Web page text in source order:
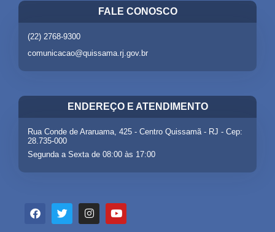
FALE CONOSCO
(22) 2768-9300
comunicacao@quissama.rj.gov.br
ENDEREÇO E ATENDIMENTO
Rua Conde de Araruama, 425 - Centro Quissamã - RJ - Cep:
28.735-000
Segunda a Sexta de 08:00 às 17:00